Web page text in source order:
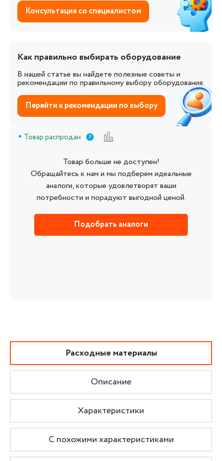
Консультация со специалистом
Как правильно выбирать оборудование
В нашей статье вы найдете полезные советы и
рекомендации по правильному выбору оборудования.
Перейти к рекомендации по выбору
Товар распродан
Товар больше не доступен!
Обращайтесь к нам и мы подберем идеальные
аналоги, которые удовлетворят ваши
потребности и порадуют выгодной ценой.
Подобрать аналоги
Расходные материалы
Описание
Характеристики
С похожими характеристиками